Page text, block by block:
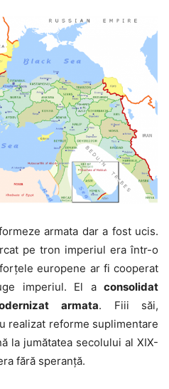
armata dar a fost ucis.
pe tron imperiul era într-o
europene ar fi cooperat
imperiul. El a consolidat
armata. Fiii săi,
realizat reforme suplimentare
la jumătatea secolului al XIX-
fără speranță.